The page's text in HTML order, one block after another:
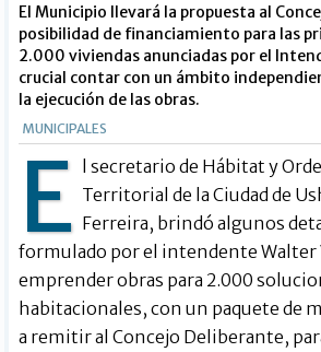
El Municipio llevará la propuesta al
posibilidad de financiamiento para las
2.000 viviendas anunciadas por el
crucial contar con un ámbito
la ejecución de las obras.
MUNICIPALES
E l secretario de Hábitat y
Territorial de la Ciudad de
Ferreira, brindó algunos
formulado por el intendente Walter
emprender obras para 2.000
habitacionales, con un paquete de
a remitir al Concejo Deliberante,